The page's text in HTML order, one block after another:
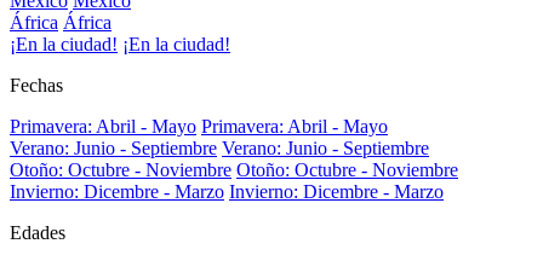
África África
¡En la ciudad! ¡En la ciudad!
Fechas
Primavera: Abril - Mayo Primavera: Abril - Mayo
Verano: Junio - Septiembre Verano: Junio - Septiembre
Otoño: Octubre - Noviembre Otoño: Octubre - Noviembre
Invierno: Dicembre - Marzo Invierno: Dicembre - Marzo
Edades